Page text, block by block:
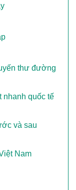
thư đường
nhanh quốc tế
và sau
Nam